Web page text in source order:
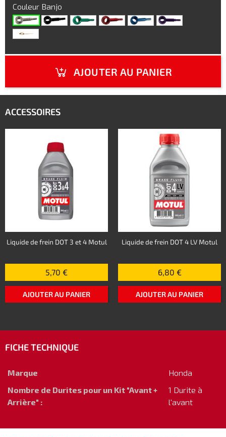
Couleur Banjo
AJOUTER AU PANIER
ACCESSOIRES
Liquide de frein DOT 3 et 4 Motul
5,70 €
AJOUTER AU PANIER
Liquide de frein DOT 4 LV Motul
6,80 €
AJOUTER AU PANIER
FICHE TECHNIQUE
Marque
Honda
Nombre de Durites pour un Kit "Avant +
Arrière" :
1 Durite à
l'avant